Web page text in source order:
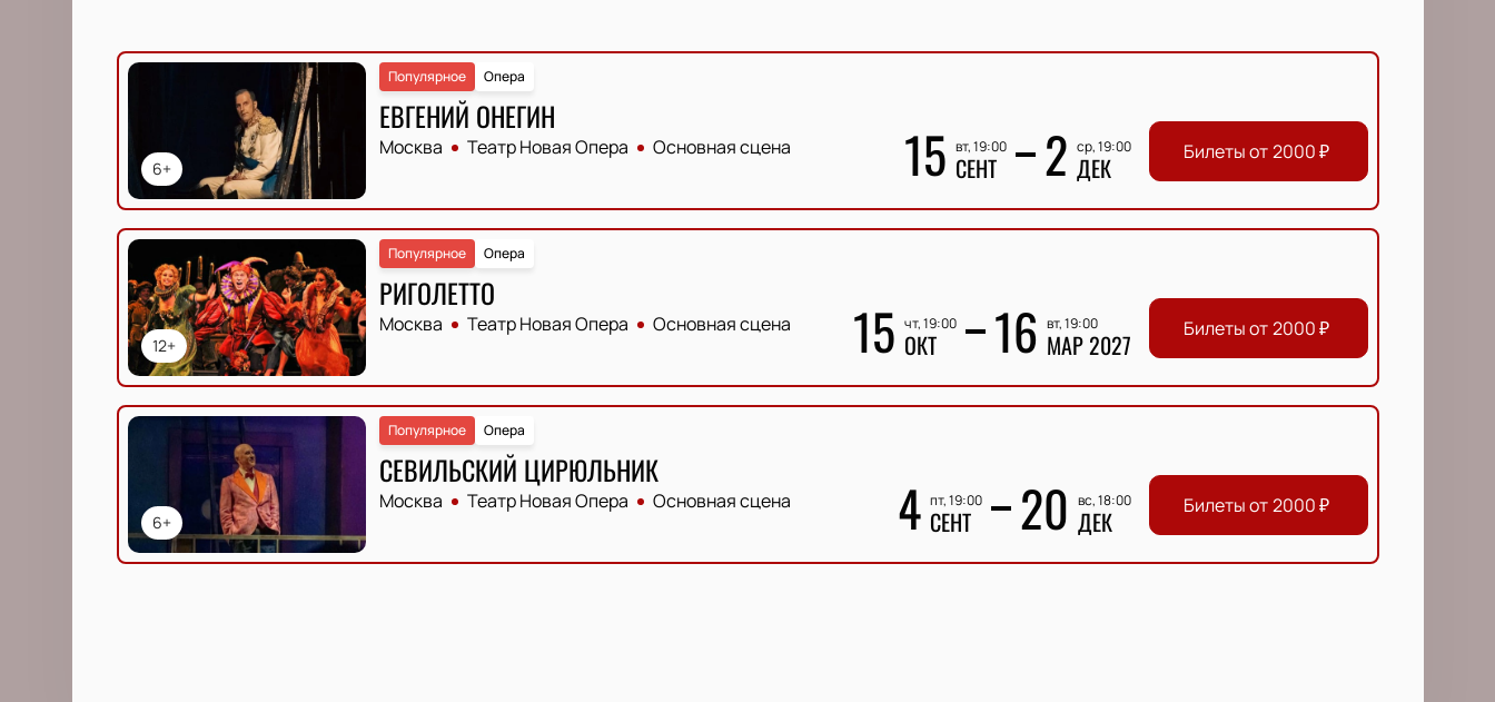
6+
Опера
Популярное
ЕВГЕНИЙ ОНЕГИН
Москва Театр Новая Опера Основная сцена 15 вт, 19:00
СЕНТ 2 ср, 19:00
ДЕК Билеты от 2000₽
12+
Опера
Популярное
РИГОЛЕТТО
Москва Театр Новая Опера Основная сцена 15 чт, 19:00
ОКТ 16 вт, 19:00
МАР 2027 Билеты от 2000₽
6+
Опера
Популярное
СЕВИЛЬСКИЙ ЦИРЮЛЬНИК
Москва Театр Новая Опера Основная сцена 4 пт, 19:00
СЕНТ 20 вс, 18:00
ДЕК Билеты от 2000₽